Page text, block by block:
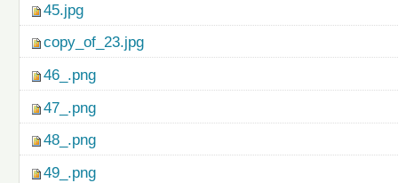
45.jpg
copy_of_23.jpg
46_.png
47_.png
48_.png
49_.png